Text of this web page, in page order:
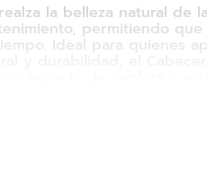
la belleza natural de
permitiendo
Ideal para quienes